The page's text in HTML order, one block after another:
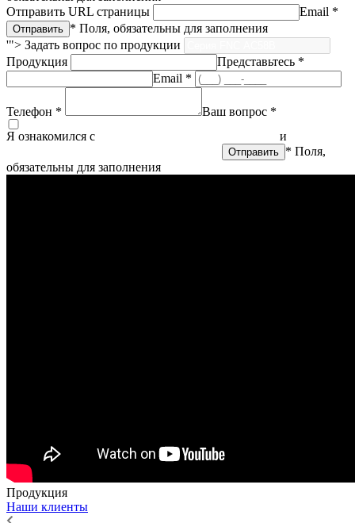
Отправить URL страницы
Email *
* Поля, обязательны для заполнения
'"> Задать вопрос по продукции
Продукция
Представьтесь *
Email *
Телефон *
Ваш вопрос *
Я ознакомился с
и
* Поля,
обязательны для заполнения
Продукция
Наши клиенты